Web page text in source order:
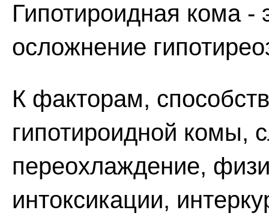
Гипотироидная кома -
осложнение
К факторам,
гипотироидной комы,
переохлаждение,
интоксикации,